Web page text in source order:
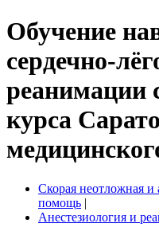
Обучение
сердечно-
реанимации
курса
Скорая неотложная и
помощь |
Анестезиология и